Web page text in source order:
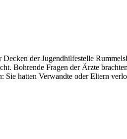
der Jugendhilfestelle
Bohrende Fragen der Ärzte
hatten Verwandte oder Eltern